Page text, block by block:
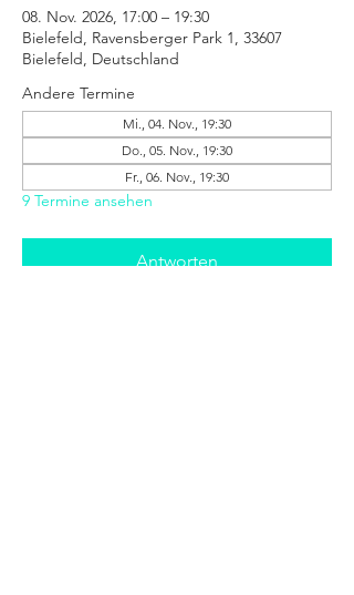
08. Nov. 2026, 17:00 – 19:30
Bielefeld, Ravensberger Park 1, 33607
Bielefeld, Deutschland
Andere Termine
Mi., 04. Nov., 19:30
Do., 05. Nov., 19:30
Fr., 06. Nov., 19:30
9 Termine ansehen
Antworten